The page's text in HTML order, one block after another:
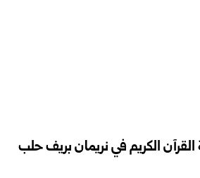
حفظة القرآن الكريم في نريمان بريف حلب